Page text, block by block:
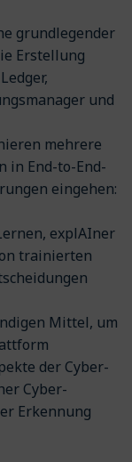
grundlegender
Erstellung
und
mehrere
in End-to-End-
eingehen:
explAIner
trainierten
Mittel, um
der Cyber-
Cyber-
Erkennung